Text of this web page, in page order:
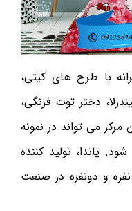
با طرح های کیتی،
دختر توت فرنگی،
می تواند در نمونه
پاندا، تولید کننده
و دونفره در صنعت